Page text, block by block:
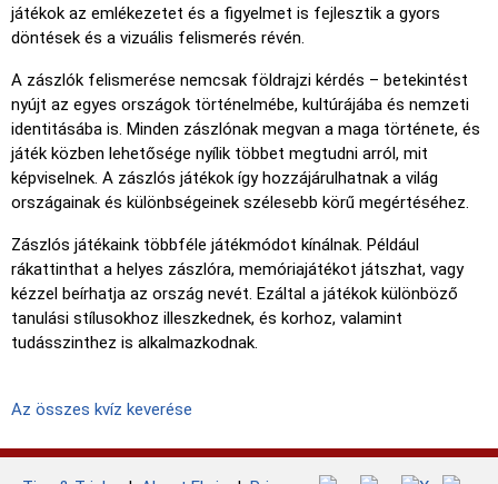
játékok az emlékezetet és a figyelmet is fejlesztik a gyors
döntések és a vizuális felismerés révén.
A zászlók felismerése nemcsak földrajzi kérdés – betekintést
nyújt az egyes országok történelmébe, kultúrájába és nemzeti
identitásába is. Minden zászlónak megvan a maga története, és
játék közben lehetősége nyílik többet megtudni arról, mit
képviselnek. A zászlós játékok így hozzájárulhatnak a világ
országainak és különbségeinek szélesebb körű megértéséhez.
Zászlós játékaink többféle játékmódot kínálnak. Például
rákattinthat a helyes zászlóra, memóriajátékot játszhat, vagy
kézzel beírhatja az ország nevét. Ezáltal a játékok különböző
tanulási stílusokhoz illeszkednek, és korhoz, valamint
tudásszinthez is alkalmazkodnak.
Az összes kvíz keverése